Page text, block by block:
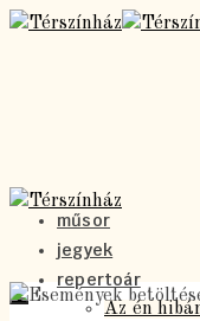
műsor
jegyek
repertoár
Az én